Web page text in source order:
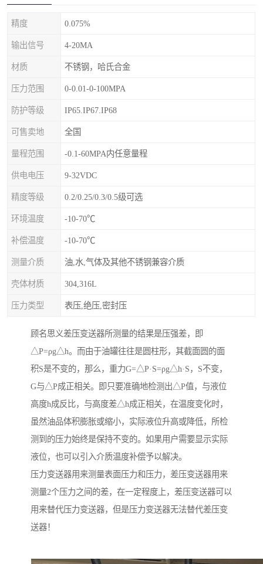
精度 0.075%
输出信号 4-20MA
材质 不锈钢，哈氏合金
压力范围 0-0.01-0-100MPA
防护等级 IP65.IP67.IP68
可售卖地 全国
量程范围 -0.1-60MPA内任意量程
供电电压 9-32VDC
精度等级 0.2/0.25/0.3/0.5级可选
环境温度 -10-70℃
补偿温度 -10-70℃
测量介质 油,水,气体及其他不锈钢兼容介质
壳体材质 304,316L
压力类型 表压,绝压,密封压
顾名思义差压变送器所测量的结果是压强差，即
△P=ρg△h。而由于油罐往往是圆柱形，其截面圆的面
积S是不变的，那么，重力G=△P·S=ρg△h·S，S不变，
G与△P成正相关。即只要准确地检测出△P值，与液位
高度h成反比，与高度差△h成正相关，在温度变化时，
虽然油品体积膨胀或缩小，实际液位升高或降低，所检
测到的压力始终是保持不变的。如果用户需要显示实际
液位，也可以引入介质温度补偿予以解决。
压力变送器用来测量表面压力和压力，差压变送器用来
测量2个压力之间的差，在一定程度上，差压变送器可以
用来替代压力变送器，但是压力变送器无法替代差压变
送器！